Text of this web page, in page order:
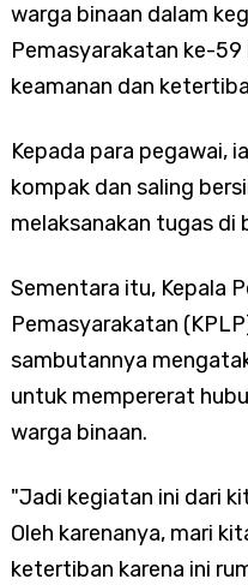
warga binaan dalam
Pemasyarakatan ke-
keamanan dan
Kepada para pegawai,
kompak dan saling
melaksanakan tugas di
Sementara itu, Kepala
Pemasyarakatan
sambutannya
untuk mempererat
warga binaan.
"Jadi kegiatan ini dari
Oleh karenanya, mari
ketertiban karena ini